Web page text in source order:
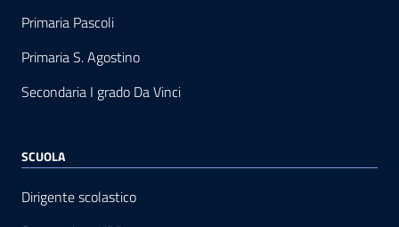
Primaria Pascoli
Primaria S. Agostino
Secondaria I grado Da Vinci
SCUOLA
Dirigente scolastico